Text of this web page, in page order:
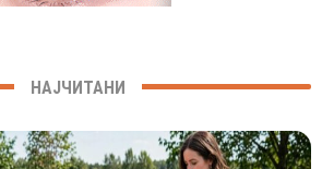
НАЈЧИТАНИ